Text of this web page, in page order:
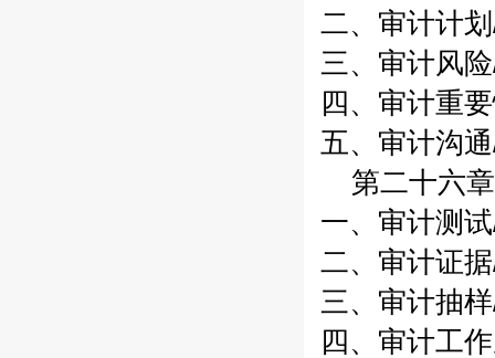
二、审计计
三、审计风
四、审计重
五、审计沟
第二十六
一、审计测
二、审计证
三、审计抽
四、审计工